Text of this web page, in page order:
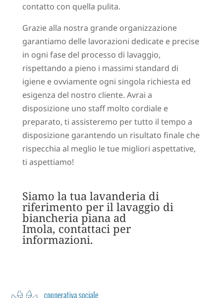
contatto con quella pulita.
Grazie alla nostra grande organizzazione
garantiamo delle lavorazioni dedicate e precise
in ogni fase del processo di lavaggio,
rispettando a pieno i massimi standard di
igiene e ovviamente ogni singola richiesta ed
esigenza del nostro cliente. Avrai a
disposizione uno staff molto cordiale e
preparato, ti assisteremo per tutto il tempo a
disposizione garantendo un risultato finale che
rispecchia al meglio le tue migliori aspettative,
ti aspettiamo!
Siamo la tua lavanderia di
riferimento per il lavaggio di
biancheria piana ad
Imola, contattaci per
informazioni.